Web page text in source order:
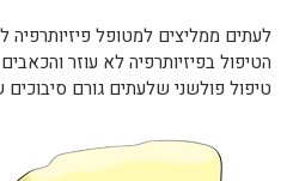
לעתים ממליצים למטופל
הטיפול בפיזיותרפיה לא עוזר
טיפול פולשני שלעתים גורם סיבוכים